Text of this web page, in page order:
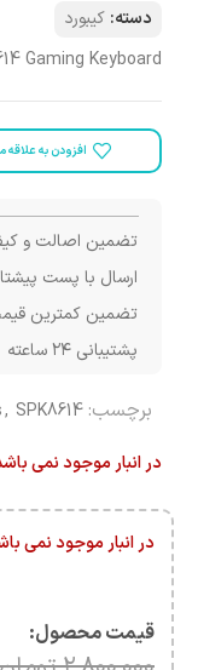
دسته: کیبورد
Gaming Keyboard
افزودن به علاقه
تضمین اصالت و
ارسال با پست
تضمین کمترین
پشتیبانی ۲۴ ساعته
برچسب: , SPK8614
در انبار موجود نمی
در انبار موجود نمی
قیمت محصول:​